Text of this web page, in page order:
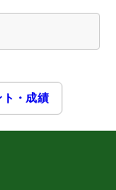
ト・成績